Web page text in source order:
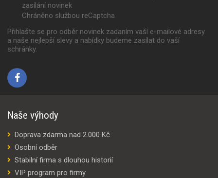
zasílání novinek
Chráněno službou reCaptcha
Přihlašte se pro odběr novinek zadaním vaší e-mailové adresy
a naše nejlepší slevy a nabídky budeme zasílat do vaší
schránky.
Naše výhody
Doprava zdarma nad 2.000 Kč
Osobní odběr
Stabilní firma s dlouhou historií
VIP program pro firmy